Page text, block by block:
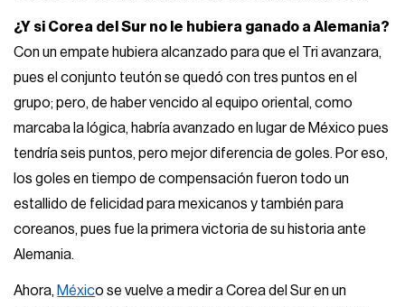
¿Y si Corea del Sur no le hubiera ganado a Alemania?
Con un empate hubiera alcanzado para que el Tri avanzara,
pues el conjunto teutón se quedó con tres puntos en el
grupo; pero, de haber vencido al equipo oriental, como
marcaba la lógica, habría avanzado en lugar de México pues
tendría seis puntos, pero mejor diferencia de goles. Por eso,
los goles en tiempo de compensación fueron todo un
estallido de felicidad para mexicanos y también para
coreanos, pues fue la primera victoria de su historia ante
Alemania.
Ahora, México se vuelve a medir a Corea del Sur en un